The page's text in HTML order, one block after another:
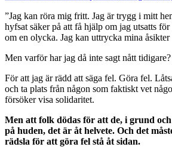
”Jag kan röra mig fritt. Jag är trygg i mitt
hyfsat säker på att få hjälp om jag utsatts
om en olycka. Jag kan uttrycka mina
Men varför har jag då inte sagt nått tidigare?
För att jag är rädd att säga fel. Göra fel.
och ta plats från någon som faktiskt vet
försöker visa solidaritet.
Men att folk dödas för att de, i grund
på huden, det är åt helvete. Och det
rädsla för att göra fel stå åt sidan.